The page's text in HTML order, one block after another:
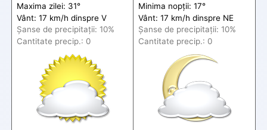
Maxima zilei: 31°
Vânt: 17 km/h dinspre V
Șanse de precipitații: 10%
Cantitate precip.: 0
Minima nopții: 17°
Vânt: 17 km/h dinspre NE
Șanse de precipitații: 10%
Cantitate precip.: 0